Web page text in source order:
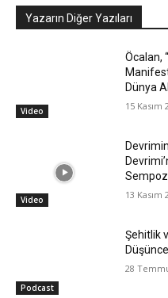
Yazarın Diğer Yazıları
Video
Öcalan,
Dünya
15 Kasım
Video 13 Kasım
Podcast
Şehitlik
28